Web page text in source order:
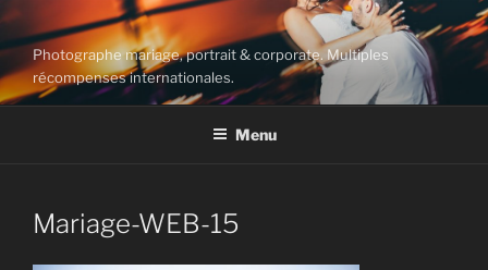
Aller
au
contenu
principal
Photographe mariage, portrait & corporate. Multiples
récompenses internationales.
Menu
Mariage-WEB-15